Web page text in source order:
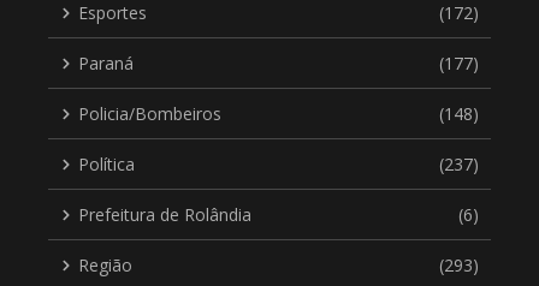
Esportes (172)
Paraná (177)
Policia/Bombeiros (148)
Política (237)
Prefeitura de Rolândia (6)
Região (293)